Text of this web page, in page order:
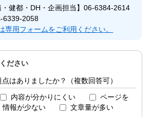
健都・DH・企画担当】06-6384-2614
6339-2058
専用フォームをご利用ください。
ださい
はありましたか？（複数回答可）
内容が分かりにくい
ページを
情報が少ない 文章量が多い